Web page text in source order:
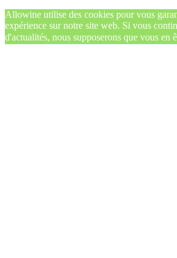
Allowine utilise des cookies pour vous
expérience sur notre site web. Si vous
d'actualités, nous supposerons que vous en